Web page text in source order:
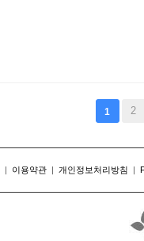
1 2
| 이용약관 | 개인정보처리방침 |